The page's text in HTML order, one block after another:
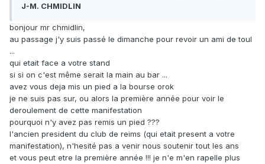
J-M. CHMIDLIN
bonjour mr chmidlin,
au passage j'y suis passé le dimanche pour revoir un ami de toul
...
qui etait face a votre stand
si si on c'est même serait la main au bar ...
avez vous deja mis un pied a la bourse orok
je ne suis pas sur, ou alors la première année pour voir le
deroulement de cette manifestation
pourquoi n'y avez pas remis un pied ???
l'ancien president du club de reims (qui etait present a votre
manifestation), n'hesité pas a venir nous soutenir tout les ans
et vous peut etre la première année !!! je n'e m'en rapelle plus